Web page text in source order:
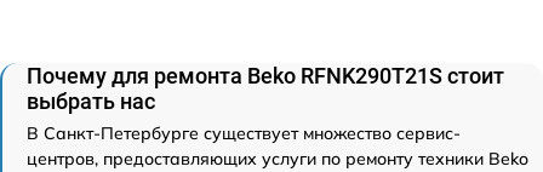
Почему для ремонта Beko RFNK290T21S стоит
выбрать нас
В Санкт-Петербурге существует множество сервис-
центров, предоставляющих услуги по ремонту техники Beko